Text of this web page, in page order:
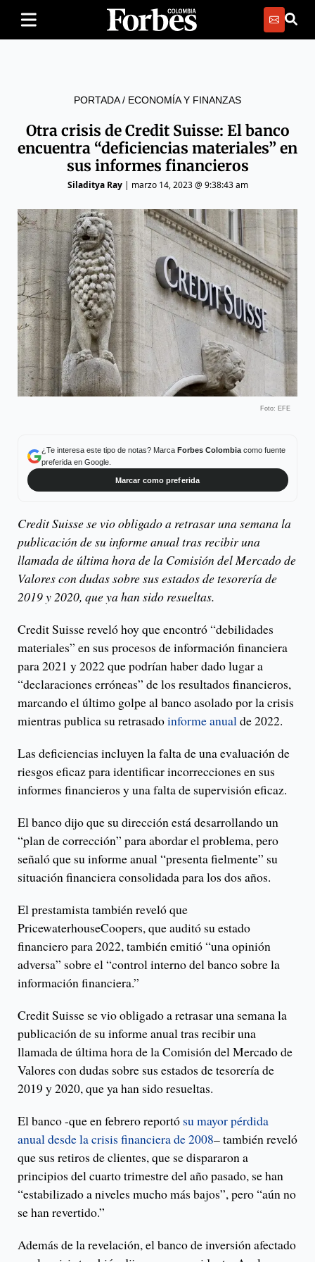
PORTADA/ ECONOMÍA Y FINANZAS
Otra crisis de Credit Suisse: El banco
encuentra “deficiencias materiales” en
sus informes financieros
Siladitya Ray| marzo 14, 2023 @ 9:38:43 am
Foto: EFE
¿Te interesa este tipo de notas? Marca Forbes Colombiacomo fuente
preferida en Google.
Marcar como preferida
Credit Suisse se vio obligado a retrasar una semana la
publicación de su informe anual tras recibir una
llamada de última hora de la Comisión del Mercado de
Valores con dudas sobre sus estados de tesorería de
2019 y 2020, que ya han sido resueltas.
Credit Suisse reveló hoy que encontró “debilidades
materiales” en sus procesos de información financiera
para 2021 y 2022 que podrían haber dado lugar a
“declaraciones erróneas” de los resultados financieros,
marcando el último golpe al banco asolado por la crisis
mientras publica su retrasadoinforme anualde 2022.
Las deficiencias incluyen la falta de una evaluación de
riesgos eficaz para identificar incorrecciones en sus
informes financieros y una falta de supervisión eficaz.
El banco dijo que su dirección está desarrollando un
“plan de corrección” para abordar el problema, pero
señaló que su informe anual “presenta fielmente” su
situación financiera consolidada para los dos años.
El prestamista también reveló que
PricewaterhouseCoopers, que auditó su estado
financiero para 2022, también emitió “una opinión
adversa” sobre el “control interno del banco sobre la
información financiera.”
Credit Suisse se vio obligado a retrasar una semana la
publicación de su informe anual tras recibir una
llamada de última hora de la Comisión del Mercado de
Valores con dudas sobre sus estados de tesorería de
2019 y 2020, que ya han sido resueltas.
El banco -que en febrero reportó su mayor pérdida
anual desde la crisis financiera de 2008– también reveló
que sus retiros de clientes, que se dispararon a
principios del cuarto trimestre del año pasado, se han
“estabilizado a niveles mucho más bajos”, pero “aún no
se han revertido.”
Además de la revelación, el banco de inversión afectado